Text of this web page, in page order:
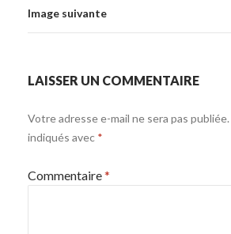
Image suivante
LAISSER UN COMMENTAIRE
Votre adresse e-mail ne sera pas publiée.
indiqués avec *
Commentaire*